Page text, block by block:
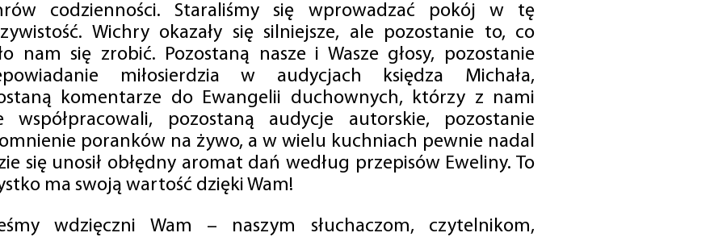
codzienności. Staraliśmy się wprowadzać pokój w tę
Wichry okazały się silniejsze, ale pozostanie to, co
nam się zrobić. Pozostaną nasze i Wasze głosy, pozostanie
miłosierdzia w audycjach księdza Michała,
komentarze do Ewangelii duchownych, którzy z nami
współpracowali, pozostaną audycje autorskie, pozostanie
poranków na żywo, a w wielu kuchniach pewnie nadal
się unosił obłędny aromat dań według przepisów Eweliny. To
ma swoją wartość dzięki Wam!
wdzięczni Wam – naszym słuchaczom, czytelnikom,